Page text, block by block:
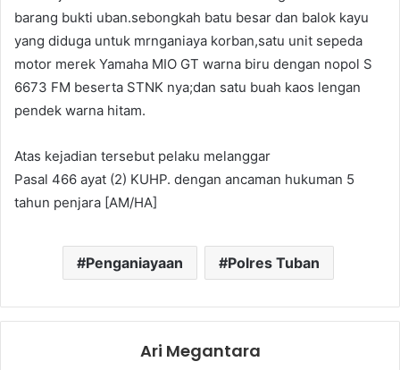
barang bukti uban.sebongkah batu besar dan balok kayu
yang diduga untuk mrnganiaya korban,satu unit sepeda
motor merek Yamaha MIO GT warna biru dengan nopol S
6673 FM beserta STNK nya;dan satu buah kaos lengan
pendek warna hitam.
Atas kejadian tersebut pelaku melanggar
Pasal 466 ayat (2) KUHP. dengan ancaman hukuman 5
tahun penjara [AM/HA]
Penganiayaan Polres Tuban
Ari Megantara